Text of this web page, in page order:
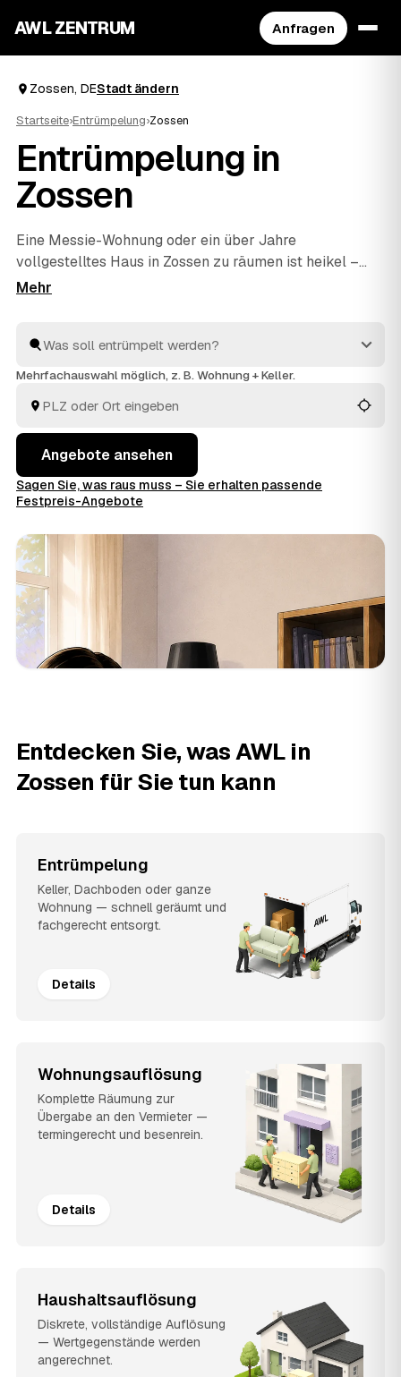
AWL ZENTRUM Anfragen
Zossen, DEStadt ändern
Startseite›Entrümpelung›Zossen
Entrümpelung in
Zossen
Eine Messie-Wohnung oder ein über Jahre
vollgestelltes Haus in Zossen zu räumen ist heikel –
und genau dafür gibt es geprüfte Profis. Über AWL
Betrieb einzeln erklären zu müssen. Die Anbieter aus
Ihrer Region räumen aus und entsorgen fachgerecht. Sie
Auftrag geben.
Mehrfachauswahl möglich, z. B. Wohnung + Keller.
Angebote ansehen
Sagen Sie, was raus muss – Sie erhalten passende
Festpreis-Angebote
Entdecken Sie, was AWL in
Zossen für Sie tun kann
Entrümpelung
Keller, Dachboden oder ganze
Wohnung — schnell geräumt und
fachgerecht entsorgt.
Details
Wohnungsauflösung
Komplette Räumung zur
Übergabe an den Vermieter —
termingerecht und besenrein.
Details
Haushaltsauflösung
Diskrete, vollständige Auflösung
— Wertgegenstände werden
angerechnet.